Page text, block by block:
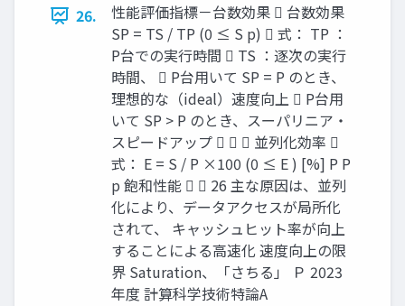
26.
性能評価指標－台数効果  台数効果
SP = TS / TP (0 ≤ S p)  式： TP ：
P台での実行時間  TS ：逐次の実行
時間、  P台用いて SP = P のとき、
理想的な（ideal）速度向上  P台用
いて SP > P のとき、スーパリニア・
スピードアップ    並列化効率 
式： E = S / P ×100 (0 ≤ E ) [%] P P
p 飽和性能   26 主な原因は、並列
化により、データアクセスが局所化
されて、 キャッシュヒット率が向上
することによる高速化 速度向上の限
界 Saturation、「さちる」 Ｐ 2023
年度 計算科学技術特論A